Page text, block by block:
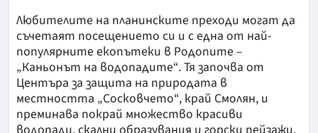
Любителите на планинските преходи могат да
съчетаят посещението си и с една от най-
популярните екопътеки в Родопите –
„Каньонът на водопадите“. Тя започва от
Центъра за защита на природата в
местността „Сосковчето“, край Смолян, и
преминава покрай множество красиви